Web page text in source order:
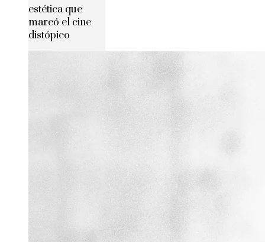
estética que
marcó el cine
distópico